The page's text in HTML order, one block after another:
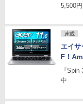
5,500円
連載
エイ
F！
『
中